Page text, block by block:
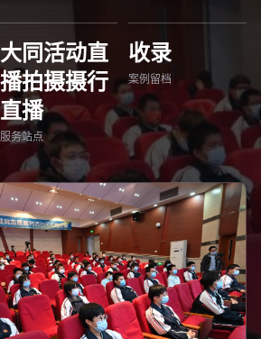
大同活动直
播拍摄摄行
直播
服务站点
收录
案例留档